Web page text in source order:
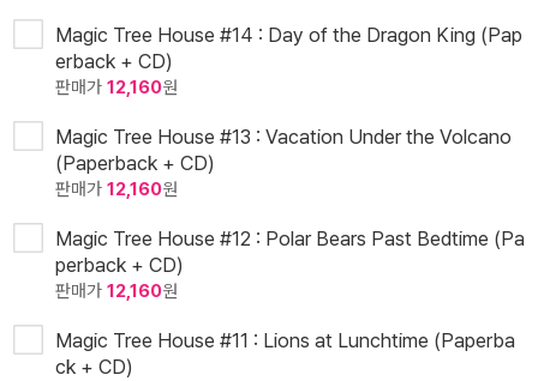
Magic Tree House #14 : Day of the Dragon King (Pap
erback + CD)
판매가 12,160원
Magic Tree House #13 : Vacation Under the Volcano
(Paperback + CD)
판매가 12,160원
Magic Tree House #12 : Polar Bears Past Bedtime (Pa
perback + CD)
판매가 12,160원
Magic Tree House #11 : Lions at Lunchtime (Paperba
ck + CD)